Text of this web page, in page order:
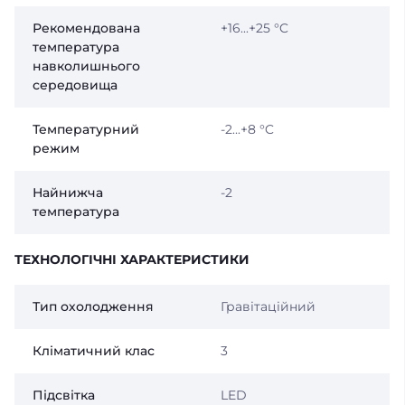
Рекомендована
температура
навколишнього
середовища
+16...+25 °C
Температурний
режим
-2...+8 °C
Найнижча
температура
-2
ТЕХНОЛОГІЧНІ ХАРАКТЕРИСТИКИ
Тип охолодження Гравітаційний
Кліматичний клас 3
Підсвітка LED